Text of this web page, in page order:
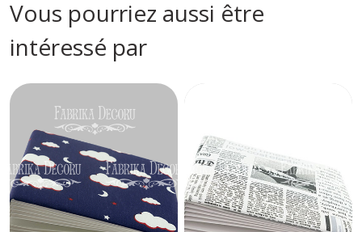
Vous pourriez aussi être
intéressé par